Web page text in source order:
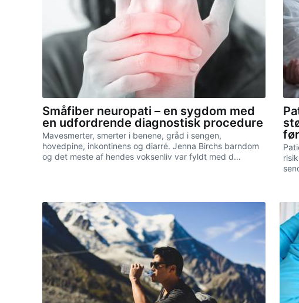
Småfiber neuropati – en sygdom med
en udfordrende diagnostisk procedure
Mavesmerter, smerter i benene, gråd i sengen,
hovedpine, inkontinens og diarré. Jenna Birchs barndom
og det meste af hendes voksenliv var fyldt med d…